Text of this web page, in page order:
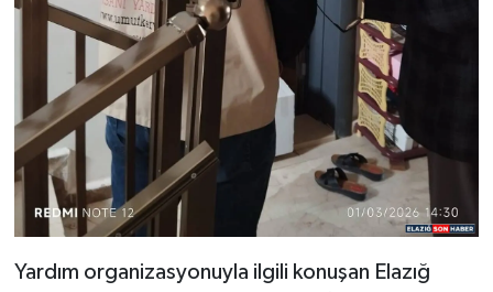
​Yardım organizasyonuyla ilgili konuşan Elazığ